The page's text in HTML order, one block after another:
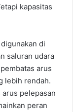
kapasitas
di
saluran udara
arus
lebih rendah.
pelepasan
peran